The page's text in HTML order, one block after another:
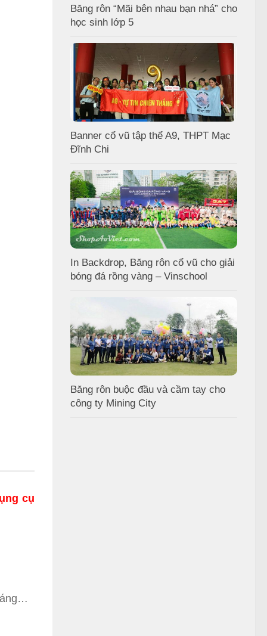
cụ
Băng rôn “Mãi bên nhau bạn nhá” cho
học sinh lớp 5
Banner cổ vũ tập thể A9, THPT Mạc
Đĩnh Chi
In Backdrop, Băng rôn cổ vũ cho giải
bóng đá rồng vàng – Vinschool
Băng rôn buộc đầu và cầm tay cho
công ty Mining City